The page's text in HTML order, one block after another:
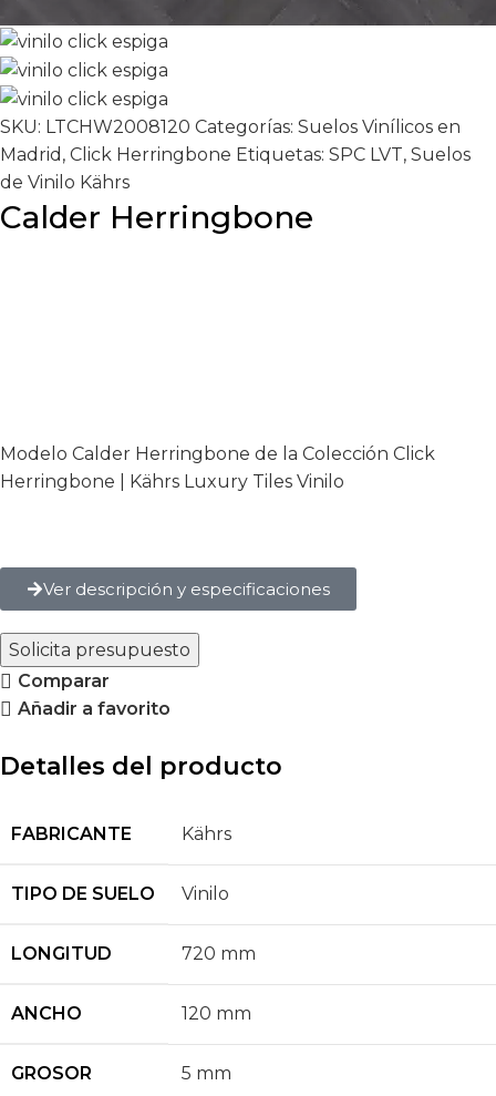
SKU: LTCHW2008120 Categorías: Suelos Vinílicos en
Madrid , Click Herringbone Etiquetas: SPC LVT, Suelos
de Vinilo Kährs
Calder Herringbone
Modelo Calder Herringbone de la Colección Click
Herringbone | Kährs Luxury Tiles Vinilo
Ver descripción y especificaciones
Solicita presupuesto
Comparar
Añadir a favorito
Detalles del producto
FABRICANTE Kährs
TIPO DE SUELO Vinilo
LONGITUD 720 mm
ANCHO 120 mm
GROSOR 5 mm